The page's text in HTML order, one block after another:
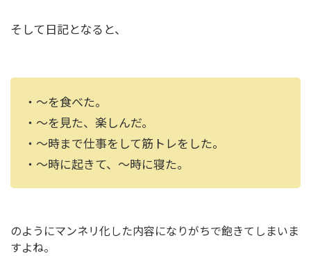
そして日記となると、
・〜を食べた。
・〜を見た、楽しんだ。
・〜時まで仕事をして筋トレをした。
・〜時に起きて、〜時に寝た。
のようにマンネリ化した内容になりがちで飽きてしまいま
すよね。